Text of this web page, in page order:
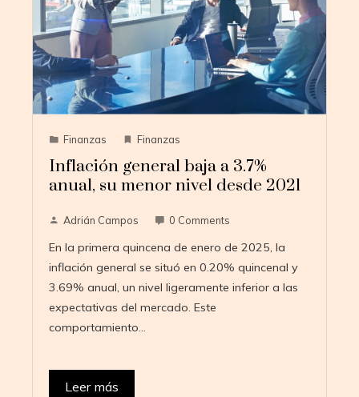
Finanzas Finanzas
Inflación general baja a 3.7%
anual, su menor nivel desde 2021
Adrián Campos 0 Comments
En la primera quincena de enero de 2025, la
inflación general se situó en 0.20% quincenal y
3.69% anual, un nivel ligeramente inferior a las
expectativas del mercado. Este
comportamiento…
Leer más